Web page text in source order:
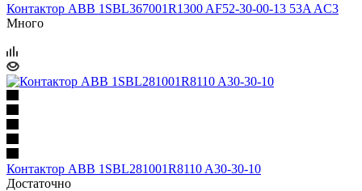
Контактор ABB 1SBL367001R1300 AF52-30-00-13 53A AC3
Много
Контактор ABB 1SBL281001R8110 A30-30-10
Достаточно